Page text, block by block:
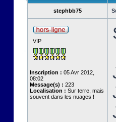
stephbb75
VIP
Inscription : 05 Avr 2012,
08:02
Message(s) : 223
Localisation : Sur terre, mais
souvent dans les nuages !